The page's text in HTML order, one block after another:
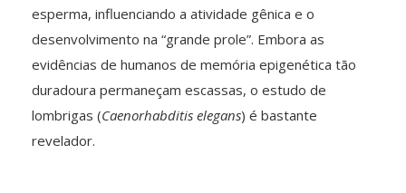
esperma, influenciando a atividade gênica e o
desenvolvimento na “grande prole”. Embora as
evidências de humanos de memória epigenética tão
duradoura permaneçam escassas, o estudo de
lombrigas (Caenorhabditis elegans) é bastante
revelador.